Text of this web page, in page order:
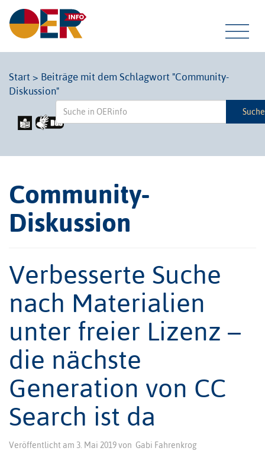
Start > Beiträge mit dem Schlagwort "Community-
Diskussion"
Community-
Diskussion
Verbesserte Suche
nach Materialien
unter freier Lizenz –
die nächste
Generation von CC
Search ist da
Veröffentlicht am 3. Mai 2019von Gabi Fahrenkrog